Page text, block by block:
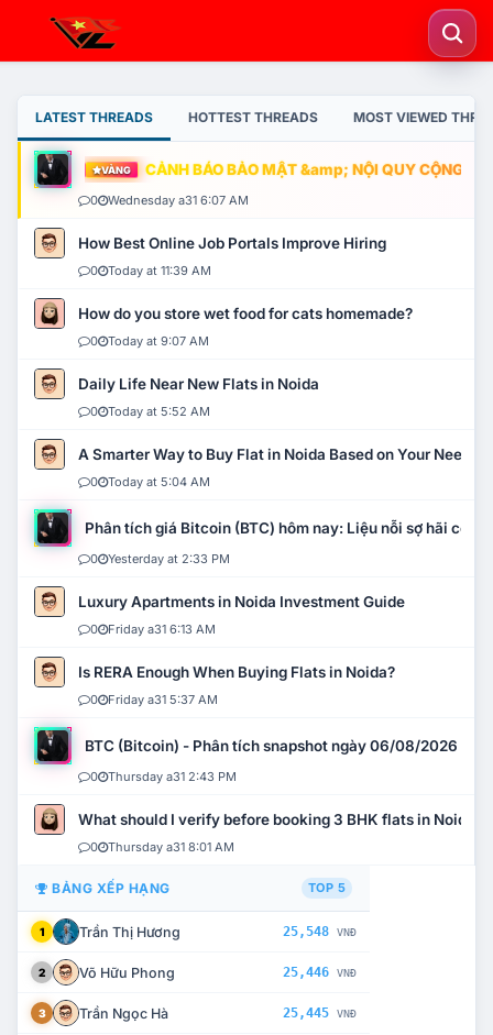
LATEST THREADS HOTTEST THREADS MOST VIEWED
VÀNG CẢNH BÁO BẢO MẬT &amp; NỘI QUY CỘNG
0 Wednesday a31 6:07 AM
How Best Online Job Portals Improve Hiring
0 Today at 11:39 AM
How do you store wet food for cats homemade?
0 Today at 9:07 AM
Daily Life Near New Flats in Noida
0 Today at 5:52 AM
A Smarter Way to Buy Flat in Noida Based on Your Needs
0 Today at 5:04 AM
Phân tích giá Bitcoin (BTC) hôm nay: Liệu nỗi sợ hãi có
0 Yesterday at 2:33 PM
Luxury Apartments in Noida Investment Guide
0 Friday a31 6:13 AM
Is RERA Enough When Buying Flats in Noida?
0 Friday a31 5:37 AM
BTC (Bitcoin) - Phân tích snapshot ngày 06/08/2026
0 Thursday a31 2:43 PM
What should I verify before booking 3 BHK flats in Noida?
0 Thursday a31 8:01 AM
BẢNG XẾP HẠNG TOP 5
1 Trần Thị Hương 25,548 VNĐ
2 Võ Hữu Phong 25,446 VNĐ
3 Trần Ngọc Hà 25,445 VNĐ